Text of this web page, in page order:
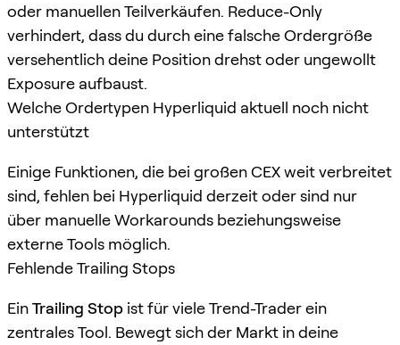
oder manuellen Teilverkäufen. Reduce-Only
verhindert, dass du durch eine falsche Ordergröße
versehentlich deine Position drehst oder ungewollt
Exposure aufbaust.
Welche Ordertypen Hyperliquid aktuell noch nicht
unterstützt
Einige Funktionen, die bei großen CEX weit verbreitet
sind, fehlen bei Hyperliquid derzeit oder sind nur
über manuelle Workarounds beziehungsweise
externe Tools möglich.
Fehlende Trailing Stops
EinTrailing Stop ist für viele Trend-Trader ein
zentrales Tool. Bewegt sich der Markt in deine